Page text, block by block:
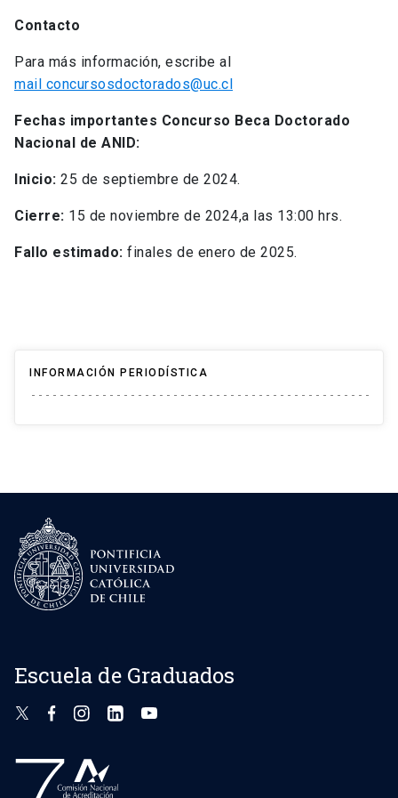
Contacto
Para más información, escribe al
mail concursosdoctorados@uc.cl
Fechas importantes Concurso Beca Doctorado
Nacional de ANID:
Inicio: 25 de septiembre de 2024.
Cierre: 15 de noviembre de 2024,a las 13:00 hrs.
Fallo estimado: finales de enero de 2025.
INFORMACIÓN PERIODÍSTICA
Escuela de Graduados